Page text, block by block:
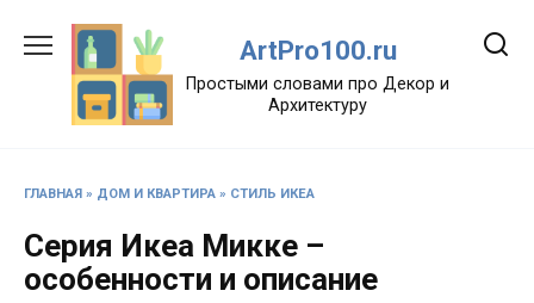
содержанию
ArtPro100.ru
Простыми словами про Декор и
Архитектуру
ГЛАВНАЯ » ДОМ И КВАРТИРА » СТИЛЬ ИКЕА
Серия Икеа Микке –
особенности и описание